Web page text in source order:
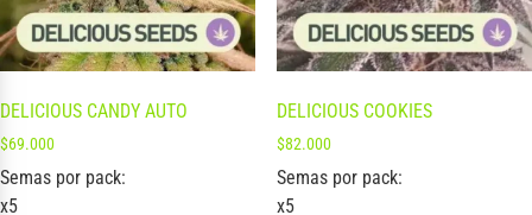
DELICIOUS CANDY AUTO
$69.000
Semas por pack:
x5
DELICIOUS COOKIES
$82.000
Semas por pack:
x5